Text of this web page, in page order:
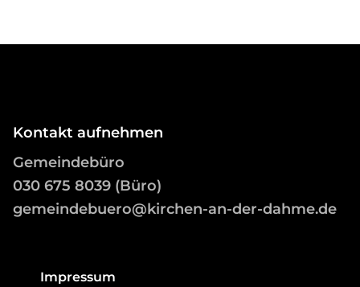
Kontakt aufnehmen
Gemeindebüro
030 675 8039 (Büro)
gemeindebuero@kirchen-an-der-dahme.de
Impressum